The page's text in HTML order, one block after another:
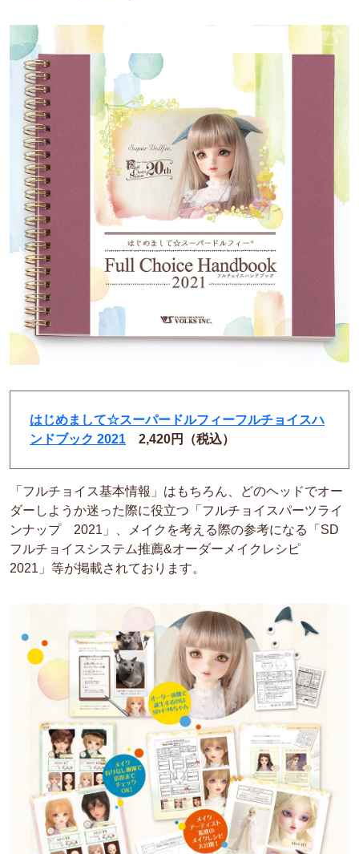
はじめまして☆スーパードルフィーフルチョイスハ
ンドブック 2021 2,420円（税込）
「フルチョイス基本情報」はもちろん、どのヘッドでオー
ダーしようか迷った際に役立つ「フルチョイスパーツライ
ンナップ 2021」、メイクを考える際の参考になる「SD
フルチョイスシステム推薦&オーダーメイクレシピ
2021」等が掲載されております。